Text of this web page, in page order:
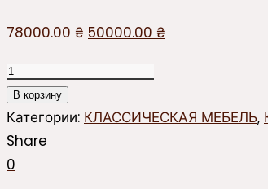
78000.00₴ Первоначальная
составляла
50000.00 ₴
Количество
товара
Сервант
НОРТОН
В корзину
Категории: КЛАССИЧЕСКАЯ МЕБЕЛЬ,
Share
0